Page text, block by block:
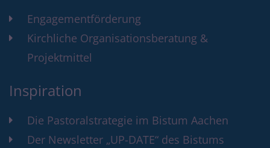
Engagementförderung
Kirchliche Organisationsberatung &
Projektmittel
Inspiration
Die Pastoralstrategie im Bistum Aachen
Der Newsletter „UP-DATE“ des Bistums